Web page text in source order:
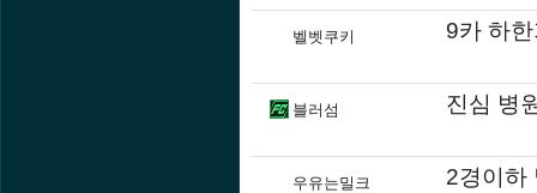
벨벳쿠키 9카 하
블러섬 진심 병
우유는밀크 2경이하